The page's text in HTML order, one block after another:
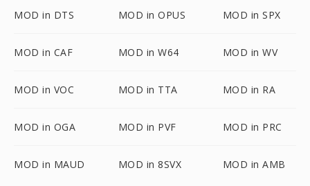
MOD in DTS MOD in OPUS MOD in SPX
MOD in CAF MOD in W64 MOD in WV
MOD in VOC MOD in TTA MOD in RA
MOD in OGA MOD in PVF MOD in PRC
MOD in MAUD MOD in 8SVX MOD in AMB